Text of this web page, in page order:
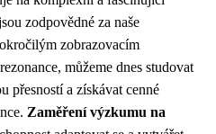
zodpovědné za naše
zobrazovacím
můžeme dnes studovat
přesností a získávat cenné
Zaměření výzkumu na